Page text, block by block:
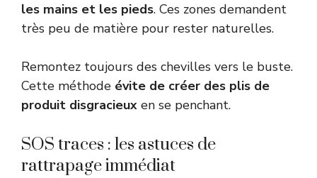
les mains et les pieds. Ces zones demandent
très peu de matière pour rester naturelles.
Remontez toujours des chevilles vers le buste.
Cette méthode évite de créer des plis de
produit disgracieux en se penchant.
SOS traces : les astuces de
rattrapage immédiat